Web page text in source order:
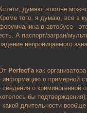
Кстати, думаю, вполне
Кроме того, я думаю, все в
в автобусе -
А паспорт/загран/
непроницаемого
Perfect'aкак
информацию о примерной
сведения о криминогенной
бы подтверждения);
какой длительности